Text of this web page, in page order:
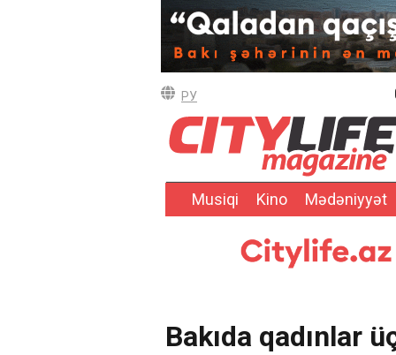
РУ
Musiqi Kino Mədəniyyət
Bakıda qadınlar